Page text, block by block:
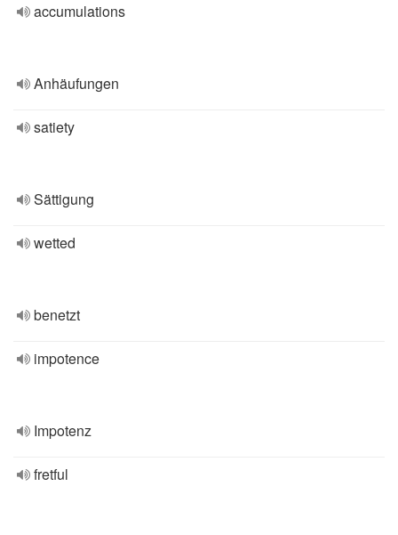
accumulations
Anhäufungen
satiety
Sättigung
wetted
benetzt
impotence
Impotenz
fretful